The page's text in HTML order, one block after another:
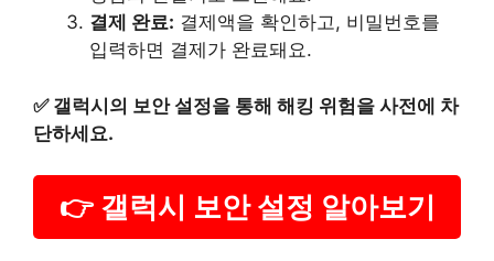
결제 완료: 결제액을 확인하고, 비밀번호를
입력하면 결제가 완료돼요.
✅ 갤럭시의 보안 설정을 통해 해킹 위험을 사전에 차
단하세요.
👉 갤럭시 보안 설정 알아보기